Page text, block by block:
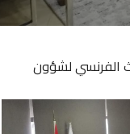
الفرنسي لشؤون